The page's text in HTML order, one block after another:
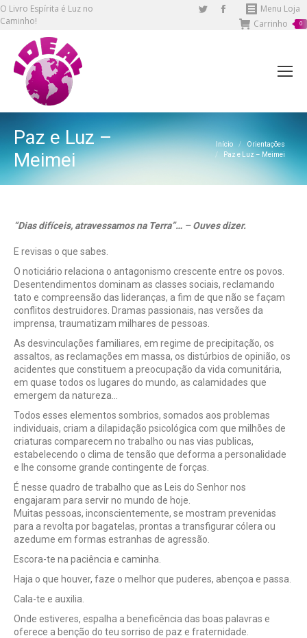
O Livro Espírita é Luz no
Caminho!
TwitterFacebook
page
Menu Loja
Carrinho
0
Paz e Luz –
Meimei
Você está aqui:Início
Orientações
Paz e Luz – Meimei
“Dias difíceis, atravessamos na Terra”… – Ouves dizer.
E revisas o que sabes.
O noticiário relaciona o antagonismo crescente entre os povos.
Desentendimentos dominam as classes sociais, reclamando
tato e compreensão das lideranças, a fim de que não se façam
conflitos destruidores. Dramas passionais, nas versões da
imprensa, traumatizam milhares de pessoas.
As desvinculações familiares, em regime de precipitação, os
assaltos, as reclamações em massa, os distúrbios de opinião, os
acidentes que constituem a preocupação da vida comunitária,
em quase todos os lugares do mundo, as calamidades que
emergem da natureza…
Todos esses elementos sombrios, somados aos problemas
individuais, criam a dilapidação psicológica com que milhões de
criaturas comparecem no trabalho ou nas vias publicas,
estabelecendo o clima de tensão que deforma a personalidade
e lhe consome grande contingente de forças.
É nesse quadro de trabalho que as Leis do Senhor nos
engajaram para servir no mundo de hoje.
Muitas pessoas, inconscientemente, se mostram prevenidas
para a revolta por bagatelas, prontas a transfigurar cólera ou
azedume em formas estranhas de agressão.
Escora-te na paciência e caminha.
Haja o que houver, faze o melhor que puderes, abençoa e passa.
Cala-te e auxilia.
Onde estiveres, espalha a beneficência das boas palavras e
oferece a benção do teu sorriso de paz e fraternidade.